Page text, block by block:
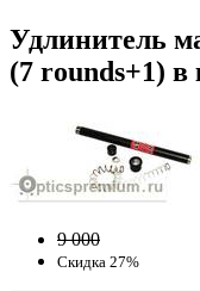
Удлинитель
(7 rounds+1) в
9 000
Скидка 27%